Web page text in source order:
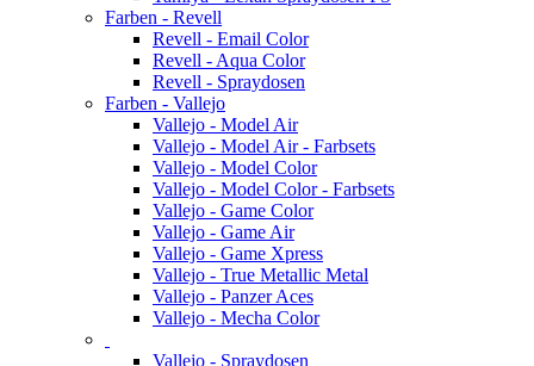
Farben - Revell
Revell - Email Color
Revell - Aqua Color
Revell - Spraydosen
Farben - Vallejo
Vallejo - Model Air
Vallejo - Model Air - Farbsets
Vallejo - Model Color
Vallejo - Model Color - Farbsets
Vallejo - Game Color
Vallejo - Game Air
Vallejo - Game Xpress
Vallejo - True Metallic Metal
Vallejo - Panzer Aces
Vallejo - Mecha Color
Vallejo - Spraydosen